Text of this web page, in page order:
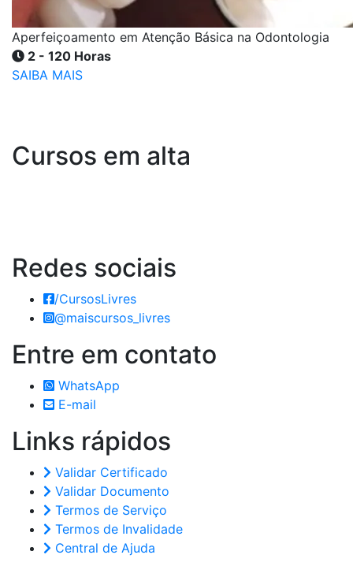
Aperfeiçoamento em Atenção Básica na Odontologia
2 - 120 Horas
SAIBA MAIS
Cursos em alta
Redes sociais
/CursosLivres
@maiscursos_livres
Entre em contato
WhatsApp
E-mail
Links rápidos
Validar Certificado
Validar Documento
Termos de Serviço
Termos de Invalidade
Central de Ajuda